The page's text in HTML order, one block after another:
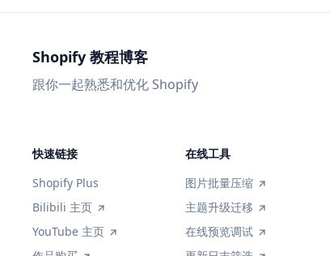
Shopify 教程博客
跟你一起熟悉和优化 Shopify
快速链接
Shopify Plus
Bilibili 主页
YouTube 主页
在线工具
图片批量压缩
主题升级迁移
在线预览调试